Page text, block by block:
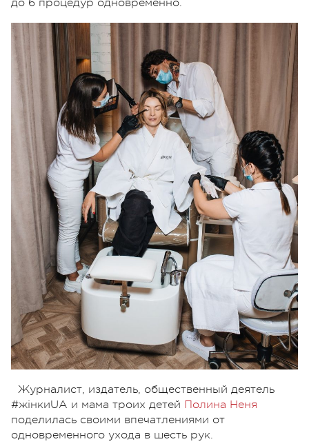
до 6 процедур одновременно.
Журналист, издатель, общественный деятель
#жінкиUA и мама троих детей Полина Неня
поделилась своими впечатлениями от
одновременного ухода в шесть рук.